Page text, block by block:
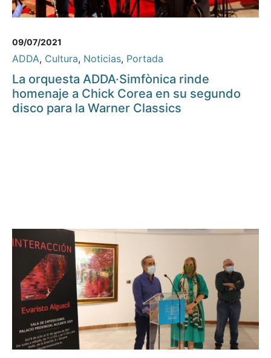
09/07/2021
ADDA, Cultura, Noticias, Portada
La orquesta ADDA·Simfònica rinde
homenaje a Chick Corea en su segundo
disco para la Warner Classics